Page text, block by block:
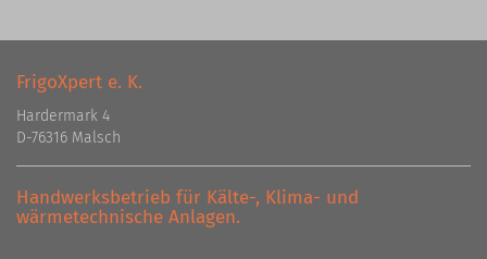
FrigoXpert e. K.
Hardermark 4
D-76316 Malsch
Handwerksbetrieb für Kälte-, Klima- und
wärmetechnische Anlagen.